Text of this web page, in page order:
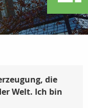
die
Welt. Ich bin